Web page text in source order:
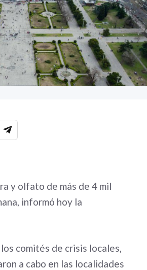
y olfato de más de 4 mil
informó hoy la
comités de crisis locales,
a cabo en las localidades